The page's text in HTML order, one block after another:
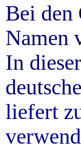
Bei den
Namen
In
liefert